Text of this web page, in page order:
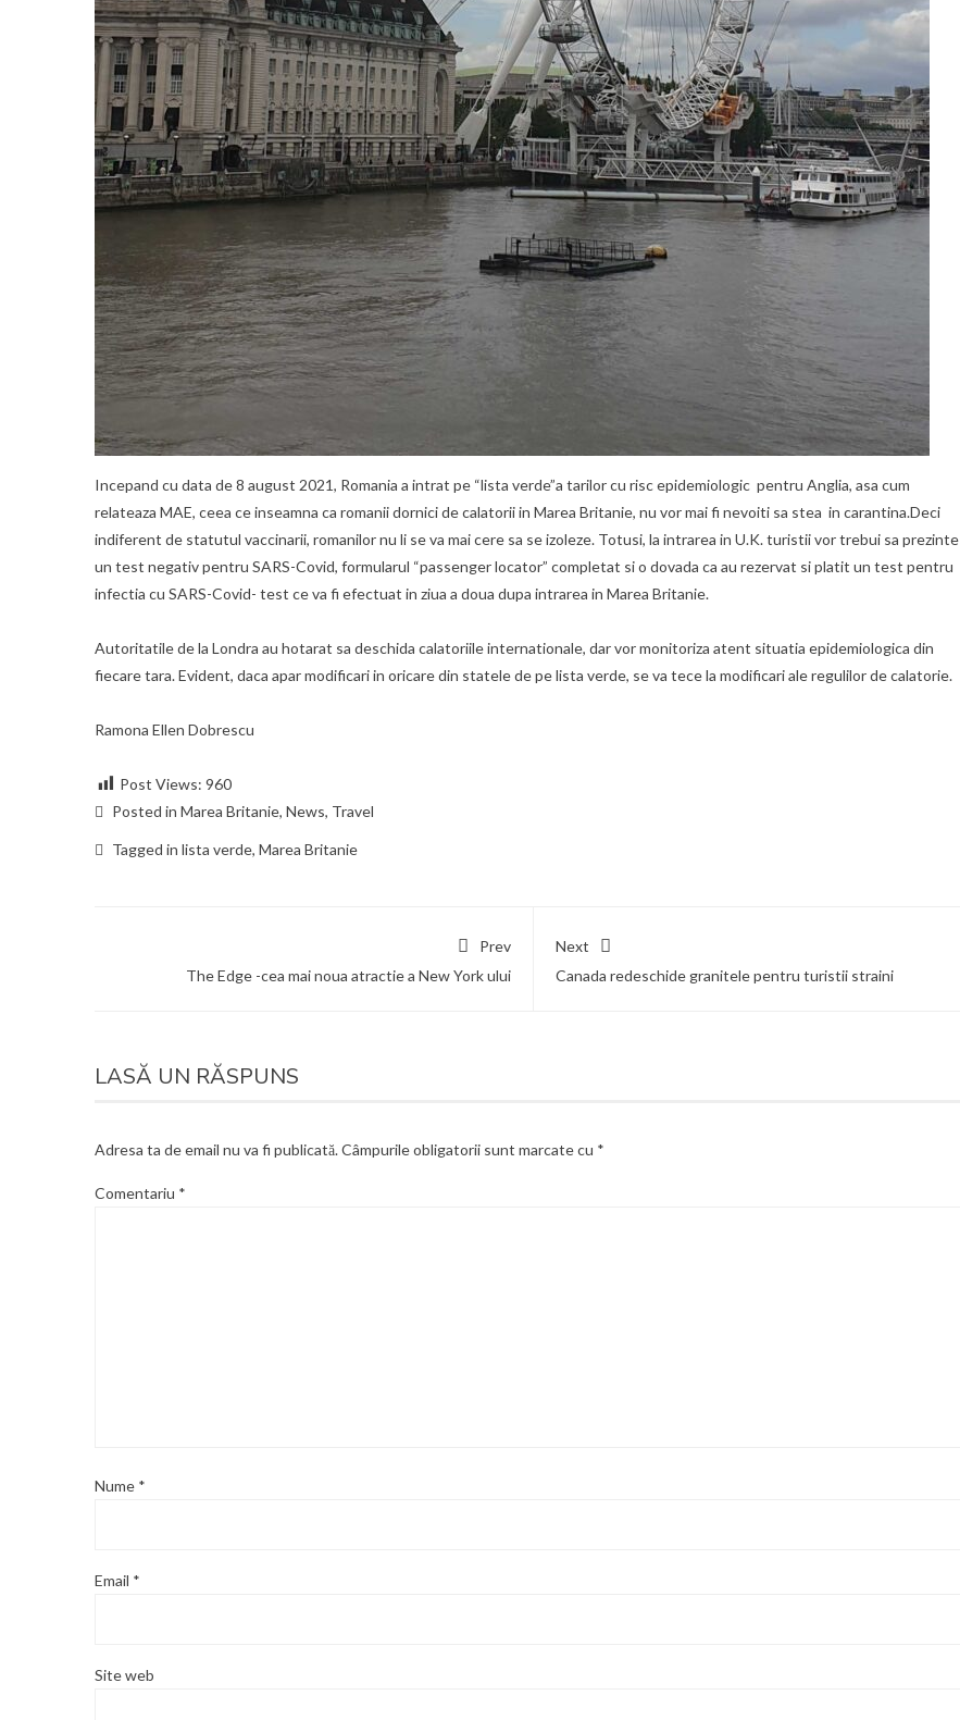
Incepand cu data de 8 august 2021, Romania a intrat pe “lista verde”a tarilor cu risc epidemiologic pentru Anglia, asa cum
relateaza MAE, ceea ce inseamna ca romanii dornici de calatorii in Marea Britanie, nu vor mai fi nevoiti sa stea in carantina.Deci
indiferent de statutul vaccinarii, romanilor nu li se va mai cere sa se izoleze. Totusi, la intrarea in U.K. turistii vor trebui sa prezinte
un test negativ pentru SARS-Covid, formularul “passenger locator” completat si o dovada ca au rezervat si platit un test pentru
infectia cu SARS-Covid- test ce va fi efectuat in ziua a doua dupa intrarea in Marea Britanie.
Autoritatile de la Londra au hotarat sa deschida calatoriile internationale, dar vor monitoriza atent situatia epidemiologica din
fiecare tara. Evident, daca apar modificari in oricare din statele de pe lista verde, se va tece la modificari ale regulilor de calatorie.
Ramona Ellen Dobrescu
Post Views: 960
Posted in Marea Britanie, News, Travel
Tagged in lista verde, Marea Britanie
Prev
The Edge -cea mai noua atractie a New York ului
Next
Canada redeschide granitele pentru turistii straini
LASĂ UN RĂSPUNS
Adresa ta de email nu va fi publicată.Câmpurile obligatorii sunt marcate cu *
Comentariu *
Nume *
Email *
Site web